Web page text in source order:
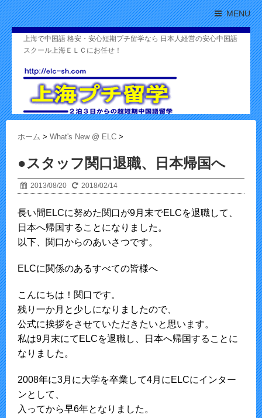
MENU
上海で中国語 格安・安心短期プチ留学なら 日本人経営の安心中国語
スクール上海ＥＬＣにお任せ！
ホーム > What's New @ ELC >
●スタッフ関口退職、日本帰国へ
2013/08/20 2018/02/14
長い間ELCに努めた関口が9月末でELCを退職して、
日本へ帰国することになりました。
以下、関口からのあいさつです。
ELCに関係のあるすべての皆様へ
こんにちは！関口です。
残り一か月と少しになりましたので、
公式に挨拶をさせていただきたいと思います。
私は9月末にてELCを退職し、日本へ帰国することに
なりました。
2008年に3月に大学を卒業して4月にELCにインター
ンとして、
入ってから早6年となりました。